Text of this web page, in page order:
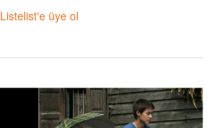
Listelist'e üye ol